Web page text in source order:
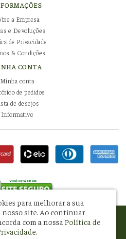
a Empresa
e Devoluções
de Privacidade
& Condições
CONTA
Minha conta
de pedidos
de desejos
Informativo
Alimentos Ltda - CNPJ: 08.581.434/0001-34
- São Paulo - SP - CEP: 03111-020
para melhorar a sua
site. Ao continuar
com a nossa Política de
.